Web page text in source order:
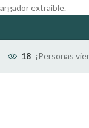
extraíble.
18 ¡Personas